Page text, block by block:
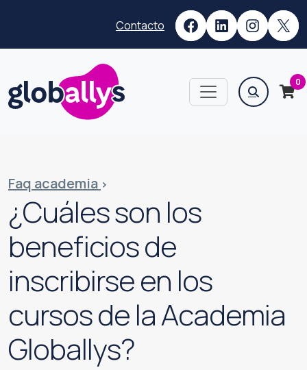
Contacto Facebook
LinkedIn
X
0
Buscar:
Faq academia >
¿Cuáles son los
beneficios de
inscribirse en los
cursos de la Academia
Globallys?